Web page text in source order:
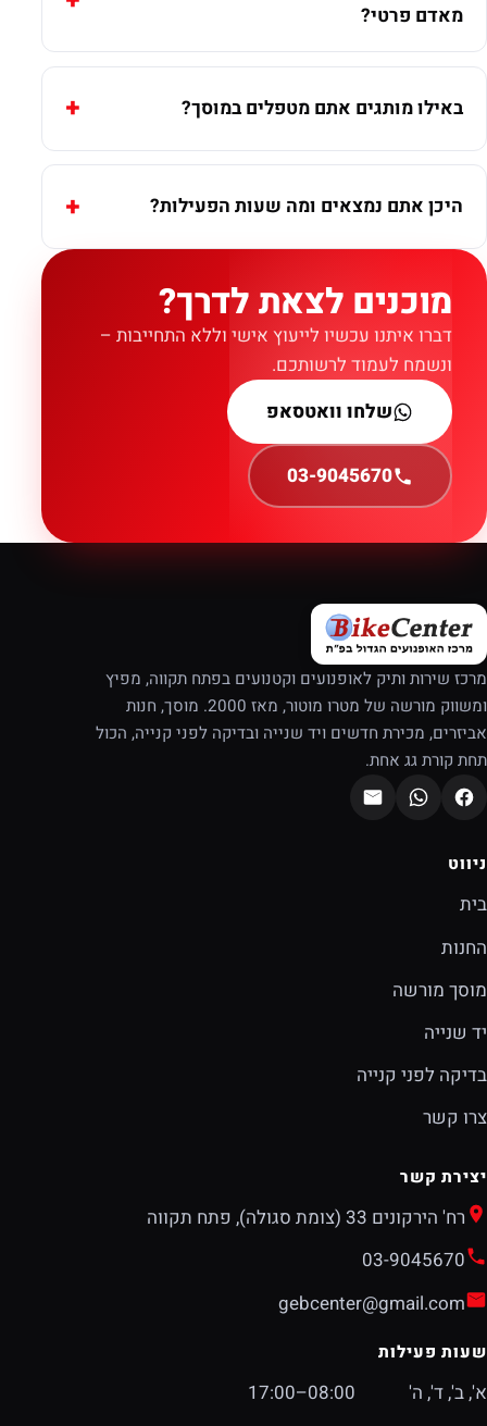
מאדם פרטי?
באילו מותגים אתם מטפלים במוסך?
היכן אתם נמצאים ומה שעות הפעילות?
מוכנים לצאת לדרך?
דברו איתנו עכשיו לייעוץ אישי וללא התחייבות –
ונשמח לעמוד לרשותכם.
שלחו וואטסאפ
03-9045670
מרכז שירות ותיק לאופנועים וקטנועים בפתח תקווה, מפיץ
ומשווק מורשה של מטרו מוטור, מאז 2000. מוסך, חנות
אביזרים, מכירת חדשים ויד שנייה ובדיקה לפני קנייה, הכול
תחת קורת גג אחת.
ניווט
בית
החנות
מוסך מורשה
יד שנייה
בדיקה לפני קנייה
צרו קשר
יצירת קשר
רח' הירקונים 33 (צומת סגולה), פתח תקווה
03-9045670
gebcenter@gmail.com
שעות פעילות
א', ב', ד', ה'
08:00–17:00